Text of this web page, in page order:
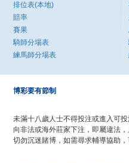
排位表(本地)
賠率
賽果
騎師分場表
練馬師分場表
博彩要有節制
未滿十八歲人士不得投注或進入可投
向非法或海外莊家下注，即屬違法，
切勿沉迷賭博，如需尋求輔導協助